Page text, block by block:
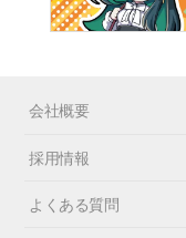
会社概要
採用情報
よくある質問